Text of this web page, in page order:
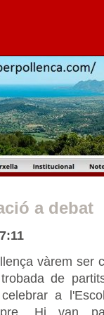
a debat
vàrem ser
de
a
Hi van